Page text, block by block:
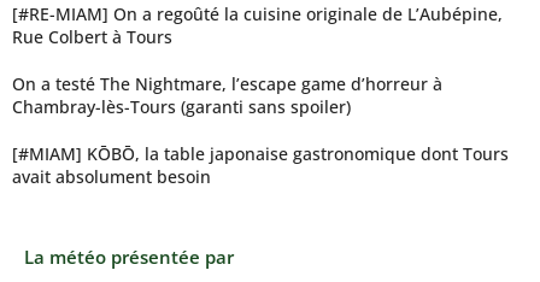
[#RE-MIAM] On a regoûté la cuisine originale de L’Aubépine,
Rue Colbert à Tours
On a testé The Nightmare, l’escape game d’horreur à
Chambray-lès-Tours (garanti sans spoiler)
[#MIAM] KŌBŌ, la table japonaise gastronomique dont Tours
avait absolument besoin
La météo présentée par